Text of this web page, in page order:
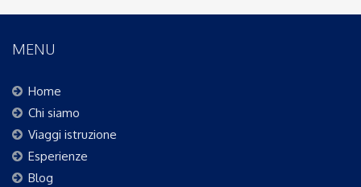
MENU
Home
Chi siamo
Viaggi istruzione
Esperienze
Blog